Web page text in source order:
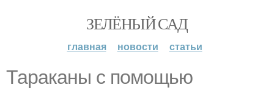
ЗЕЛЁНЫЙ САД
главная новости статьи
Тараканы с помощью